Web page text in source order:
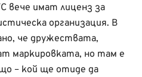
вече имат лиценз за
организация. В
че дружествата,
маркировката, но там е
– кой ще отиде да